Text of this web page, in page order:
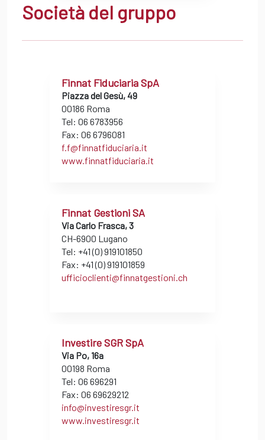
Società del gruppo
Finnat Fiduciaria SpA
Piazza del Gesù, 49
00186 Roma
Tel: 06 6783956
Fax: 06 6796081
f.f@finnatfiduciaria.it
www.finnatfiduciaria.it
Finnat Gestioni SA
Via Carlo Frasca, 3
CH-6900 Lugano
Tel: +41 (0) 919101850
Fax: +41 (0) 919101859
ufficioclienti@finnatgestioni.ch
Investire SGR SpA
Via Po, 16a
00198 Roma
Tel: 06 696291
Fax: 06 69629212
info@investiresgr.it
www.investiresgr.it